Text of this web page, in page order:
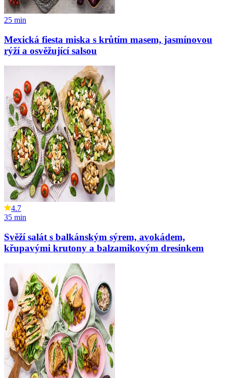
25 min
Mexická fiesta miska s krůtím masem, jasmínovou
rýží a osvěžující salsou
4.7
35 min
Svěží salát s balkánským sýrem, avokádem,
křupavými krutony a balzamikovým dresinkem